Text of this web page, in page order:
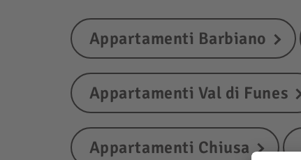
Appartamenti Barbiano
Appartamenti Val di Funes
Appartamenti Chiusa